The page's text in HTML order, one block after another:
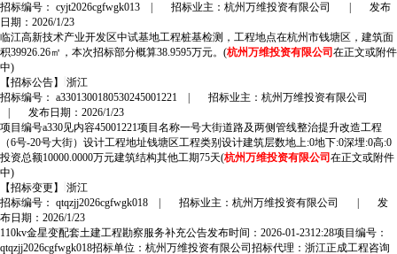
招标编号： cyjt2026cgfwgk013
招标业主：杭州万维投资有限公司
发布
日期：2026/1/23
临江高新技术产业开发区中试基地工程桩基检测，工程地点在杭州市钱塘区，建筑面
积39926.26㎡，本次招标部分概算38.9595万元。(杭州万维投资有限公司 在正文或附件
中)
【招标公告】
浙江
招标编号： a3301300180530245001221
招标业主：杭州万维投资有限公司
发布日期：2026/1/23
项目编号a330见内容45001221项目名称一号大街道路及两侧管线整治提升改造工程
（6号-20号大街）设计工程地址钱塘区工程类别设计建筑层数地上:0地下:0深埋:0高:0
投资总额10000.0000万元建筑结构其他工期75天(杭州万维投资有限公司 在正文或附件
中)
【招标变更】
浙江
招标编号： qtqzjj2026cgfwgk018
招标业主：杭州万维投资有限公司
发
布日期：2026/1/23
110kv金星变配套土建工程勘察服务补充公告发布时间：2026-01-2312:28项目编号：
qtqzjj2026cgfwgk018招标单位：杭州万维投资有限公司招标代理：浙江正成工程咨询